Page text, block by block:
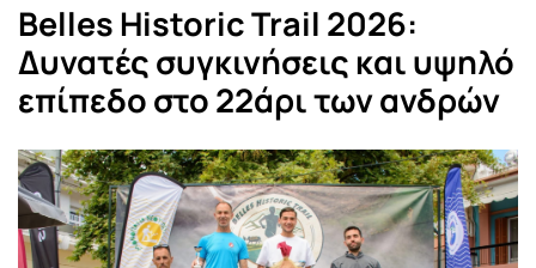
Belles Historic Trail 2026:
Δυνατές συγκινήσεις και υψηλό
επίπεδο στο 22άρι των ανδρών